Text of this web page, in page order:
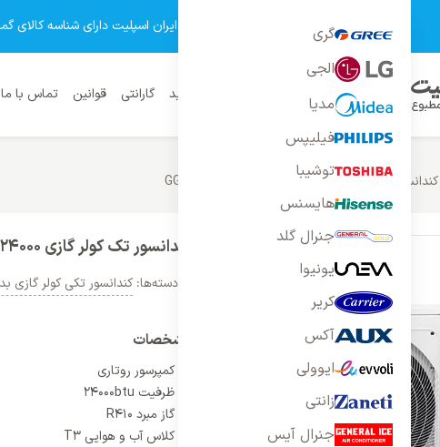
تمامی محصولات فروشگاه ایران اسپلیت دارای شناسه کالای
محصولات
گری
الجی
مدیا
فیلیپس
توشیبا
هایسنس
جنرال گلد
یونیوا
کریر
آکس
ایوولی
زانتی
جنرال آیس
خانه راهنمای خرید گارانتی قوانین تماس با ما
کندانسور تک کولر گازی 24000 بدون پنل مدل GGS24
کندانسور تک کولر گازی 24000 بدون پنل مدل GGS24
دسته‌ها: کندانسور تکی کولر گازی
مشخصات
کمپرسور روتاری
ظرفیت 24000btu
گاز مبرد R410
کلاس آب و هوایی T3